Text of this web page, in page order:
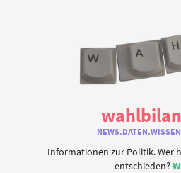
Informationen zur Politik. Wer
entschieden?